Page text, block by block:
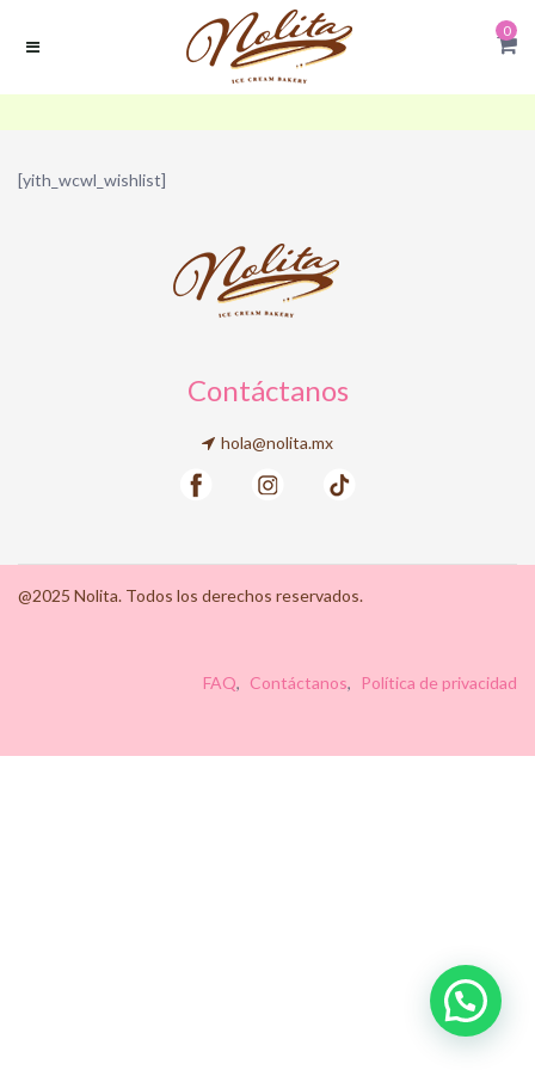
0
[yith_wcwl_wishlist]
Contáctanos
hola@nolita.mx
@2025 Nolita. Todos los derechos reservados.
FAQ Contáctanos Política de privacidad